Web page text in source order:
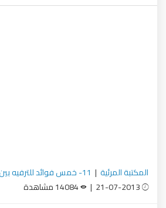
المكتبة المرئية | 11- خمس فوائد للترفيه بين الزوجين